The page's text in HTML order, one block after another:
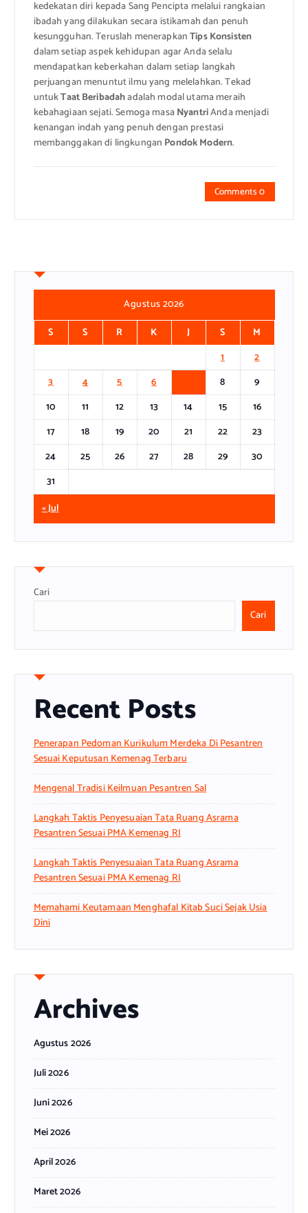
kedekatan diri kepada Sang Pencipta melalui rangkaian
ibadah yang dilakukan secara istikamah dan penuh
kesungguhan. Teruslah menerapkanTips Konsisten
dalam setiap aspek kehidupan agar Anda selalu
mendapatkan keberkahan dalam setiap langkah
perjuangan menuntut ilmu yang melelahkan. Tekad
untukTaat Beribadahadalah modal utama meraih
kebahagiaan sejati. Semoga masaNyantriAnda menjadi
kenangan indah yang penuh dengan prestasi
membanggakan di lingkungan Pondok Modern.
Comments 0
Agustus 2026
S
S R K J S
M
1
2
3
4 5 6 8
9
10
11 12 13 14 15
16
17
18 19 20 21 22
23
24
25 26 27 28 29
30
31
« Jul
Cari
Cari
Recent Posts
Penerapan Pedoman Kurikulum Merdeka Di Pesantren
Sesuai Keputusan Kemenag Terbaru
Mengenal Tradisi Keilmuan Pesantren Sal
Langkah Taktis Penyesuaian Tata Ruang Asrama
Pesantren Sesuai PMA Kemenag RI
Langkah Taktis Penyesuaian Tata Ruang Asrama
Pesantren Sesuai PMA Kemenag RI
Memahami Keutamaan Menghafal Kitab Suci Sejak Usia
Dini
Archives
Agustus 2026
Juli 2026
Juni 2026
Mei 2026
April 2026
Maret 2026